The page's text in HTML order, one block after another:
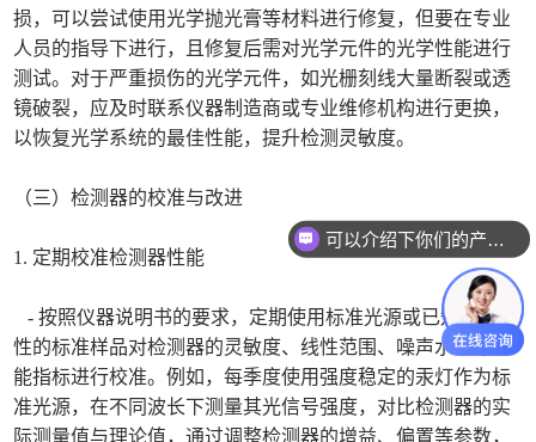
损，可以尝试使用光学抛光膏等材料进行修复，但要在专业
人员的指导下进行，且修复后需对光学元件的光学性能进行
测试。对于严重损伤的光学元件，如光栅刻线大量断裂或透
镜破裂，应及时联系仪器制造商或专业维修机构进行更换，
以恢复光学系统的最佳性能，提升检测灵敏度。
（三）检测器的校准与改进
1. 定期校准检测器性能
- 按照仪器说明书的要求，定期使用标准光源或已知光谱特
性的标准样品对检测器的灵敏度、线性范围、噪声水平等性
能指标进行校准。例如，每季度使用强度稳定的汞灯作为标
准光源，在不同波长下测量其光信号强度，对比检测器的实
际测量值与理论值，通过调整检测器的增益、偏置等参数，